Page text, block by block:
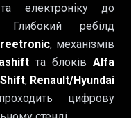
електроніку до
Глибокий ребілд
, механізмів
та блоків Alfa
, Renault/Hyundai
цифрову